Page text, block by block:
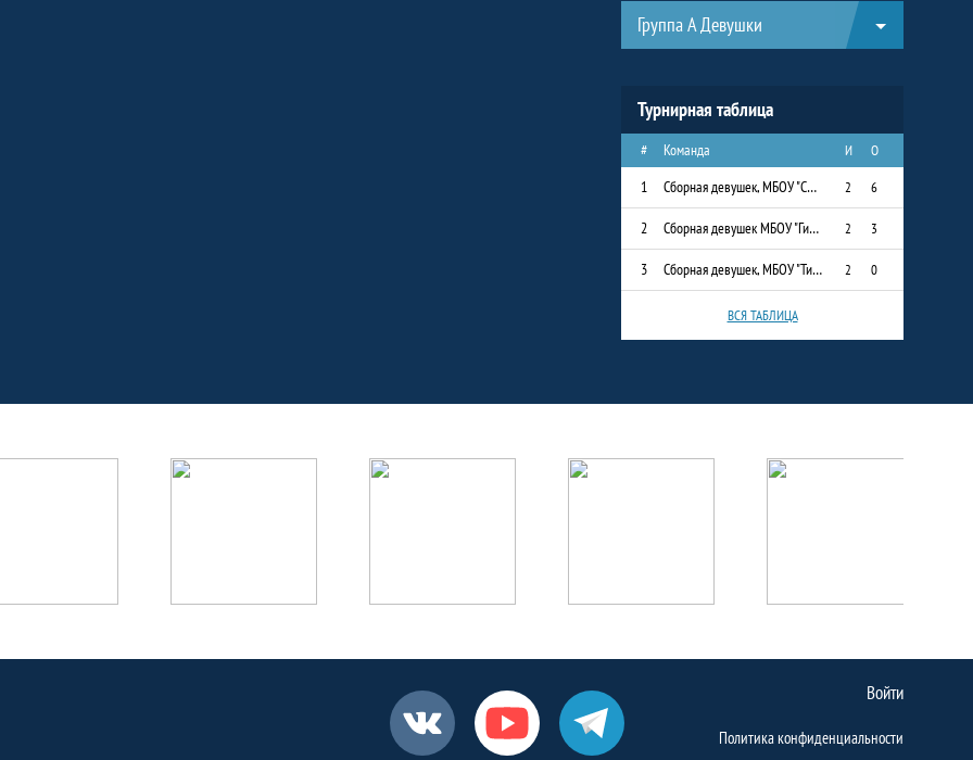
Группа А Девушки
Турнирная таблица
# Команда И О
1 Сборная девушек, МБОУ "СОШ № 8" 2 6
2 Сборная девушек МБОУ "Гимназия им. Наби Даули" 2 3
3 Сборная девушек, МБОУ "Тимершикская СОШ" 2 0
ВСЯ ТАБЛИЦА
Вконтакте Ютуб Телеграм
Войти
Политика конфиденциальности